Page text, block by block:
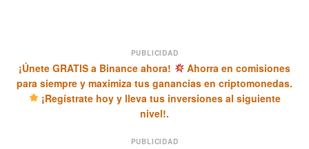
PUBLICIDAD
¡Únete GRATIS a Binance ahora!
Ahorra en comisiones
para siempre y maximiza tus ganancias en criptomonedas.
¡Regístrate hoy y lleva tus inversiones al siguiente
nivel!.
PUBLICIDAD